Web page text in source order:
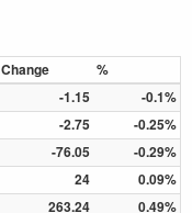
Change
%
-1.15
-0.1%
-2.75
-0.25%
-76.05
-0.29%
24
0.09%
263.24
0.49%